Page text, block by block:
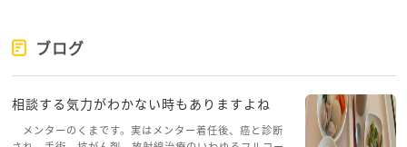
ブログ
相談する気力がわかない時もありますよね
メンターのくまです。実はメンター着任後、癌と診断